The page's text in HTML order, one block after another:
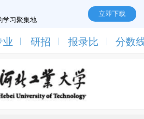
学习聚集地
立即下载
业 研招 报录比 分数